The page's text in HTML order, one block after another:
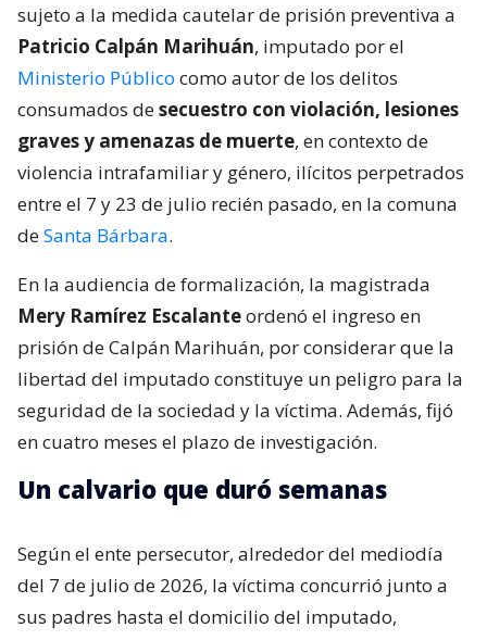
sujeto a la medida cautelar de prisión preventiva a
Patricio Calpán Marihuán, imputado por el
Ministerio Público como autor de los delitos
consumados desecuestro con violación, lesiones
graves y amenazas de muerte, en contexto de
violencia intrafamiliar y género, ilícitos perpetrados
entre el 7 y 23 de julio recién pasado, en la comuna
deSanta Bárbara.
En la audiencia de formalización, la magistrada
Mery Ramírez Escalanteordenó el ingreso en
prisión de Calpán Marihuán, por considerar que la
libertad del imputado constituye un peligro para la
seguridad de la sociedad y la víctima. Además, fijó
en cuatro meses el plazo de investigación.
Un calvario que duró semanas
Según el ente persecutor, alrededor del mediodía
del 7 de julio de 2026, la víctima concurrió junto a
sus padres hasta el domicilio del imputado,